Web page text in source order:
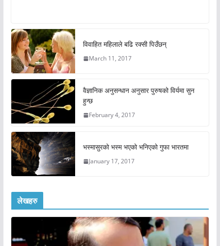
विवाहित महिलाले बढि रक्सी पिउँछन्
March 11, 2017
वैज्ञानिक अनुसन्धान अनुसार पुरुषको विर्यमा सुन
हुन्छ
February 4, 2017
भस्मासुरको भस्म भएको भनिएको गुफा भारतमा
January 17, 2017
लेखहरु